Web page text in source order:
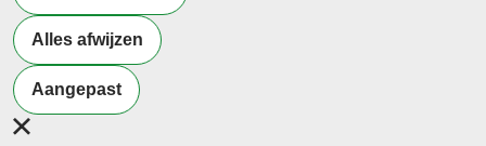
-> Lees hier de online versie
Terug naar nieuwsoverzicht
Alles afwijzen
Aangepast